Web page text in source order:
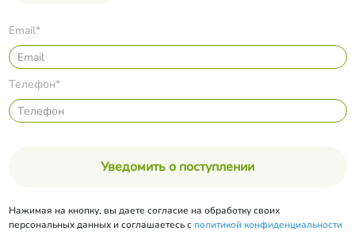
Email*
Телефон*
Уведомить о поступлении
Нажимая на кнопку, вы даете согласие на обработку своих
персональных данных и соглашаетесь с политикой конфиденциальности